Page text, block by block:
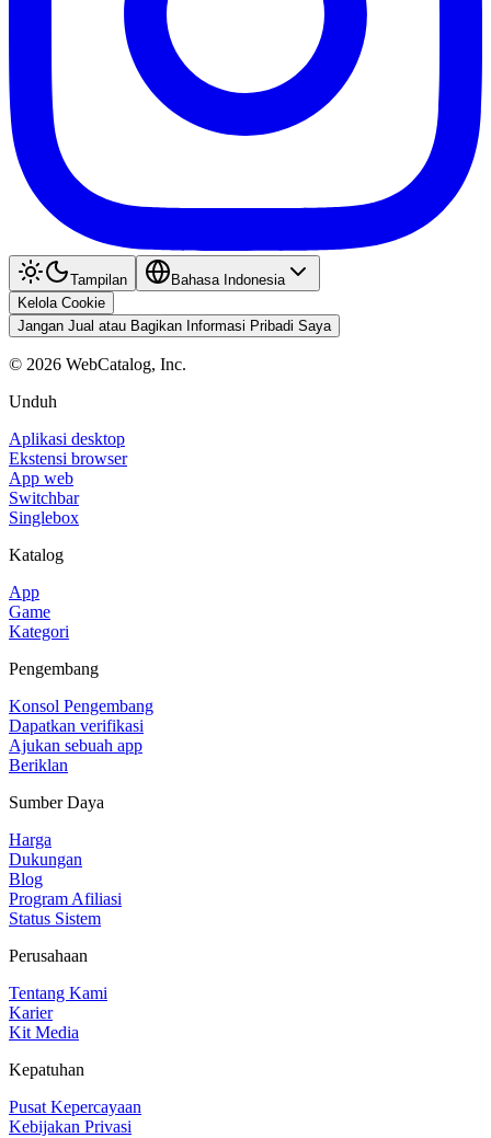
Tampilan
Bahasa Indonesia
Kelola Cookie
Jangan Jual atau Bagikan Informasi Pribadi Saya
© 2026 WebCatalog, Inc.
Unduh
Aplikasi desktop
Ekstensi browser
App web
Switchbar
Singlebox
Katalog
App
Game
Kategori
Pengembang
Konsol Pengembang
Dapatkan verifikasi
Ajukan sebuah app
Beriklan
Sumber Daya
Harga
Dukungan
Blog
Program Afiliasi
Status Sistem
Perusahaan
Tentang Kami
Karier
Kit Media
Kepatuhan
Pusat Kepercayaan
Kebijakan Privasi